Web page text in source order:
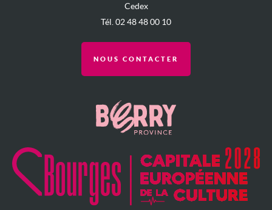
Cedex
Tél. 02 48 48 00 10
NOUS CONTACTER